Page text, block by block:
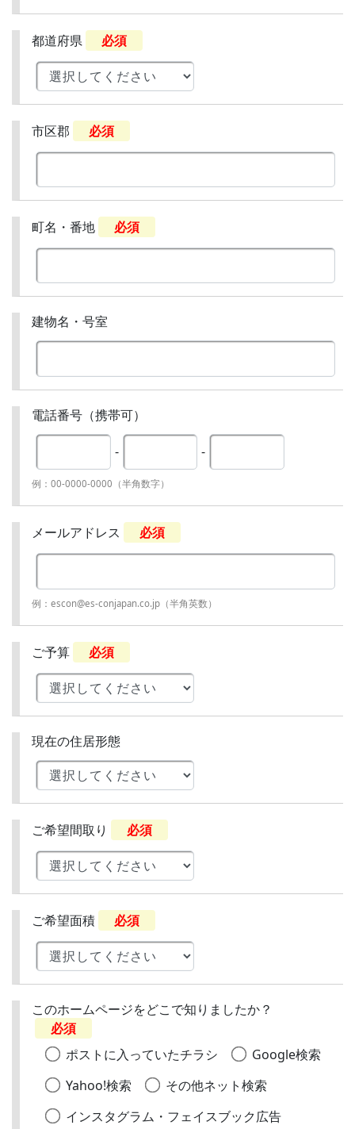
都道府県 必須
市区郡 必須
町名・番地 必須
建物名・号室
電話番号（携帯可）
- -
例：00-0000-0000（半角数字）
メールアドレス 必須
例：escon@es-conjapan.co.jp（半角英数）
ご予算 必須
現在の住居形態
ご希望間取り 必須
ご希望面積 必須
このホームページをどこで知りましたか？
必須
ポストに入っていたチラシ
Google検索
Yahoo!検索
その他ネット検索
インスタグラム・フェイスブック広告